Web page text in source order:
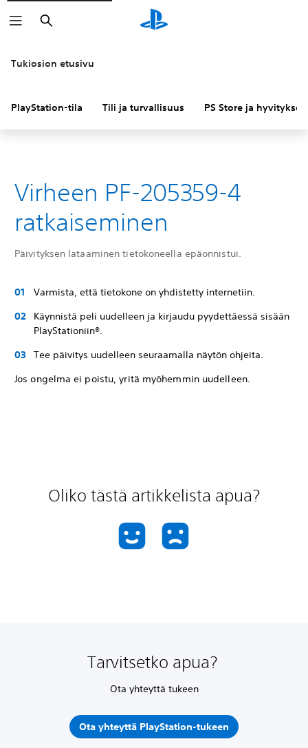
Haku
Tukiosion etusivu
PlayStation-tila Tili ja turvallisuus PS Store ja hyvitykset
Virheen PF-205359-4
ratkaiseminen
Päivityksen lataaminen tietokoneella epäonnistui.
Varmista, että tietokone on yhdistetty internetiin.
Käynnistä peli uudelleen ja kirjaudu pyydettäessä sisään
PlayStationiin®.
Tee päivitys uudelleen seuraamalla näytön ohjeita.
Jos ongelma ei poistu, yritä myöhemmin uudelleen.
Oliko tästä artikkelista apua?
Tarvitsetko apua?
Ota yhteyttä tukeen
Ota yhteyttä PlayStation-tukeen